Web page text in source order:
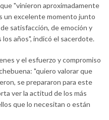
"vinieron aproximadamente
un excelente momento junto
satisfacción, de emoción y
años", indicó el sacerdote.
y el esfuerzo y compromiso
"quiero valorar que
se prepararon para este
ver la actitud de los más
que lo necesitan o están